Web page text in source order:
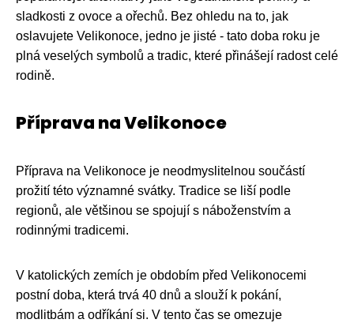
sladkosti z ovoce a ořechů. Bez ohledu na to, jak
oslavujete Velikonoce, jedno je jisté - tato doba roku je
plná veselých symbolů a tradic, které přinášejí radost celé
rodině.
Příprava na Velikonoce
Příprava na Velikonoce je neodmyslitelnou součástí
prožití této významné svátky. Tradice se liší podle
regionů, ale většinou se spojují s náboženstvím a
rodinnými tradicemi.
V katolických zemích je obdobím před Velikonocemi
postní doba, která trvá 40 dnů a slouží k pokání,
modlitbám a odříkání si. V tento čas se omezuje